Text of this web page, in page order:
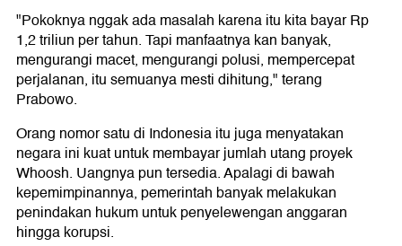
"Pokoknya nggak ada masalah karena itu kita bayar Rp
1,2 triliun per tahun. Tapi manfaatnya kan banyak,
mengurangi macet, mengurangi polusi, mempercepat
perjalanan, itu semuanya mesti dihitung," terang
Prabowo.
Orang nomor satu di Indonesia itu juga menyatakan
negara ini kuat untuk membayar jumlah utang proyek
Whoosh. Uangnya pun tersedia. Apalagi di bawah
kepemimpinannya, pemerintah banyak melakukan
penindakan hukum untuk penyelewengan anggaran
hingga korupsi.